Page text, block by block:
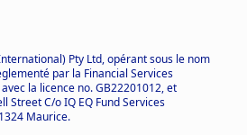
Pty Ltd, opérant sous le nom
par la Financial Services
la licence no. GB22201012, et
Street C/o IQ EQ Fund Services
Maurice.